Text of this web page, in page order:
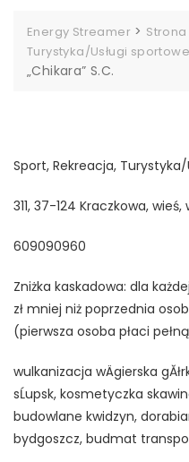
Energy Streamer > Strona
Turystyka/Usługi sportowe
„Chikara” S.C.
Sport, Rekreacja,
311, 37-124 Kraczkowa, wieś,
609090960
Zniżka kaskadowa: dla
zł mniej niż poprzednia
(pierwsza osoba płaci
wulkanizacja wÄgierska
sĹupsk, kosmetyczka
budowlane kwidzyn,
bydgoszcz, budmat